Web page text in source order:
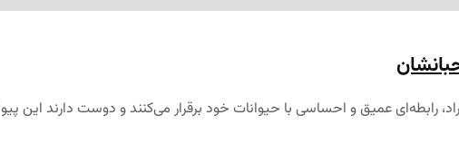
رابطه‌ای عمیق و احساسی با حیوانات خود برقرار می‌کنند و دوست دارند این